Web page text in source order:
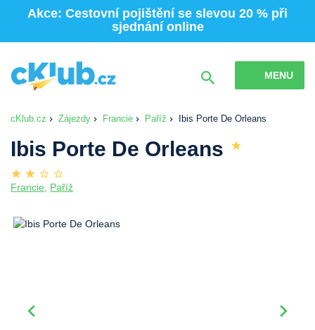
Akce: Cestovní pojištění se slevou 20 % při
sjednání online
MENU
cKlub.cz Zájezdy Francie Paříž Ibis Porte De Orleans
Ibis Porte De Orleans
Francie, Paříž